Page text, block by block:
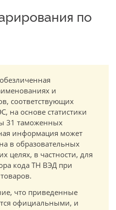
по
и
соответствующих
на основе статистики
31 таможенных
информация может
в образовательных
целях, в частности, для
кода ТН ВЭД при
что приведенные
официальными, и